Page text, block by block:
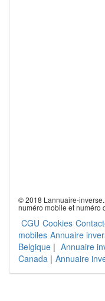
© 2018 Lannuaire-
numéro mobile et numéro
CGU Cookies
mobiles Annuaire
Belgique | Annuaire
Canada | Annuaire